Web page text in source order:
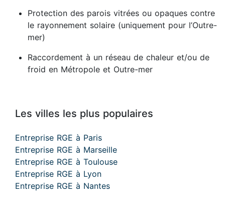
Protection des parois vitrées ou opaques contre
le rayonnement solaire (uniquement pour l’Outre-
mer)
Raccordement à un réseau de chaleur et/ou de
froid en Métropole et Outre-mer
Les villes les plus populaires
Entreprise RGE à Paris
Entreprise RGE à Marseille
Entreprise RGE à Toulouse
Entreprise RGE à Lyon
Entreprise RGE à Nantes